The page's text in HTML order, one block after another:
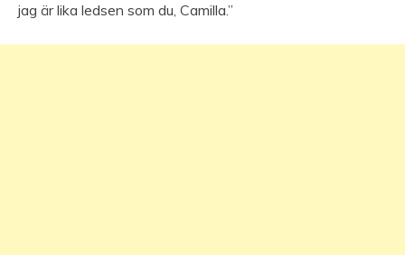
jag är lika ledsen som du, Camilla.”